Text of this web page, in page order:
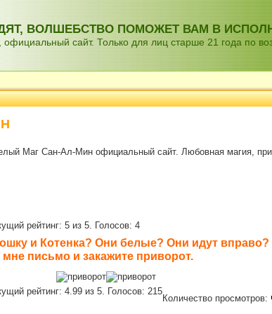
ВОЛШЕБСТВО ПОМОЖЕТ ВАМ В
сайт. Только для лиц старше 21 года по
Маг Сан-Ал-Мин официальный сайт. Любовная магия,
рейтинг: 5 из 5. Голосов: 4
и Котенка? Они белые? Они идут
письмо и закажите приворот.
рейтинг: 4.99 из 5. Голосов: 215
Количество просмотров: